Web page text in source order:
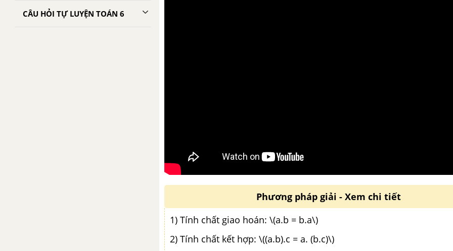
CÂU HỎI TỰ LUYỆN TOÁN 6
Phương pháp giải - Xem chi tiết
1) Tính chất giao hoán: \(a.b = b.a\)
2) Tính chất kết hợp: \((a.b).c = a. (b.c)\)